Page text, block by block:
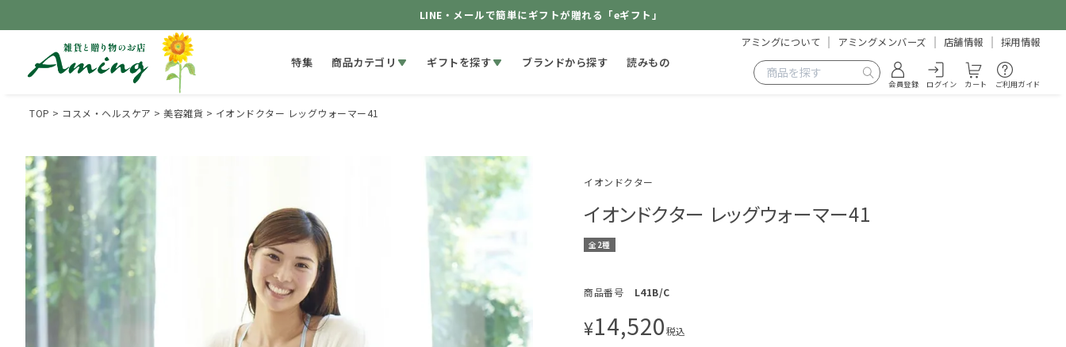
LINE・メールで簡単にギフトが贈れる「eギフト」
特集 商品カテゴリ ギフトを探す ブランドから探す 読みもの
アミングについて アミングメンバーズ 店舗情報 採用情報
会員登録 ログイン カート ご利用ガイド
TOP コスメ・ヘルスケア 美容雑貨 イオンドクター レッグウォーマー41
イオンドクター
イオンドクター レッグウォーマー41
全2種
商品番号 L41B/C
¥14,520税込